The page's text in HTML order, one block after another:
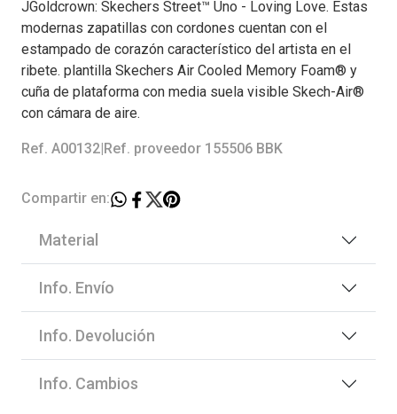
JGoldcrown: Skechers Street™ Uno - Loving Love. Estas
modernas zapatillas con cordones cuentan con el
estampado de corazón característico del artista en el
ribete. plantilla Skechers Air Cooled Memory Foam® y
cuña de plataforma con media suela visible Skech-Air®
con cámara de aire.
Ref. A00132 Ref. proveedor 155506 BBK
Compartir en:
Material
Info. Envío
Info. Devolución
Info. Cambios